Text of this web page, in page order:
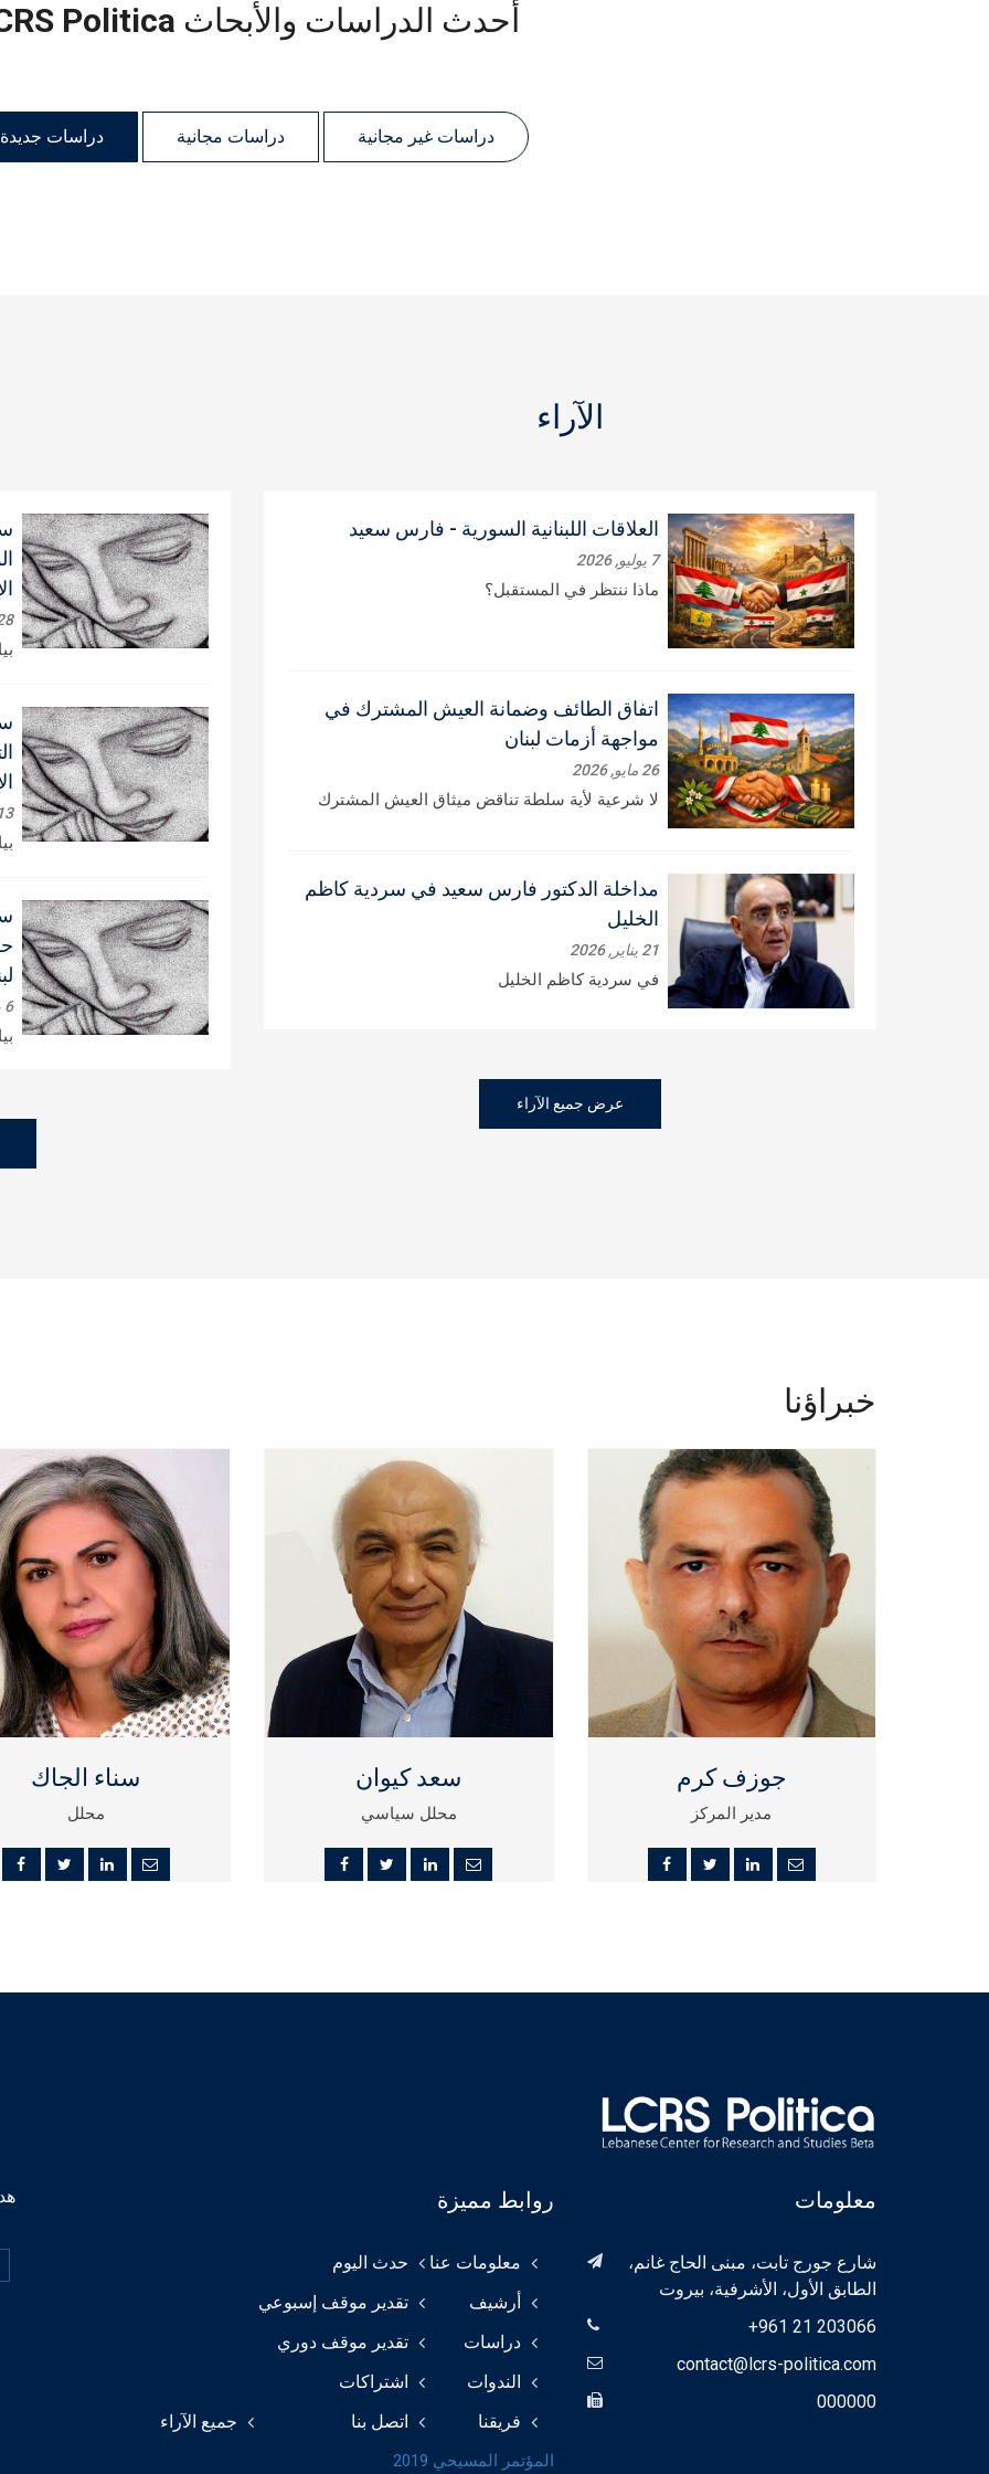
أحدث الدراسات والأبحاث Politica
دراسات جديدة دراسات مجانية دراسات غير مجانية
28 يوليو,
13 يوليو, 2026
6 يوليو, 2026
الآراء
العلاقات اللبنانية السورية - فارس سعيد
7 يوليو, 2026
ماذا ننتظر في المستقبل؟
اتفاق الطائف وضمانة العيش المشترك في
مواجهة أزمات لبنان
26 مايو, 2026
لا شرعية لأية سلطة تناقض ميثاق العيش المشترك
مداخلة الدكتور فارس سعيد في سردية كاظم
الخليل
21 يناير, 2026
في سردية كاظم الخليل
عرض جميع الآراء
خبراؤنا
جوزف كرم
مدير المركز
سعد كيوان
محلل سياسي
سناء الجاك
محلل
روابط مميزة
معلومات عنا
أرشيف
دراسات
الندوات
فريقنا
حدث اليوم
تقدير موقف إسبوعي
تقدير موقف دوري
اشتراكات
اتصل بنا
جميع الآراء
المؤتمر المسيحي 2019
معلومات
شارع جورج تابت، مبنى الحاج غانم،
الطابق الأول، الأشرفية، بيروت
+961 21 203066
contact@lcrs-politica.com
000000